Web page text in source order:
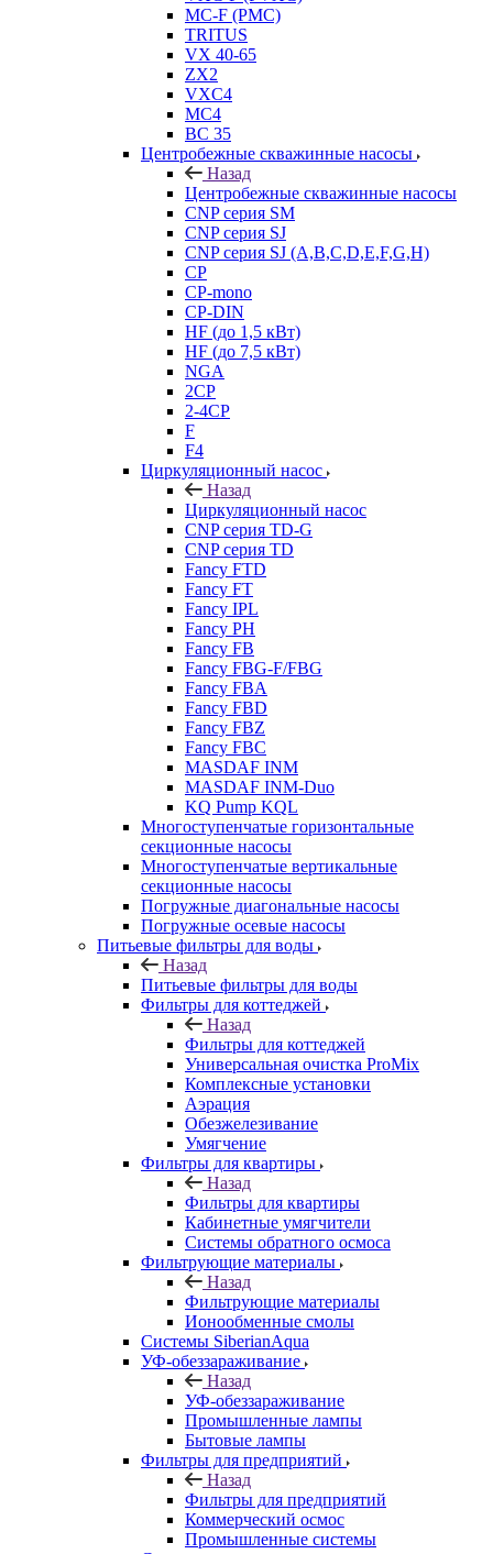
MC-F (PMC)
TRITUS
VX 40-65
ZX2
VXC4
MC4
BC 35
Центробежные скважинные насосы
Назад
Центробежные скважинные насосы
CNP серия SM
CNP серия SJ
CNP серия SJ (A,B,C,D,E,F,G,H)
CP
CP-mono
CP-DIN
HF (до 1,5 кВт)
HF (до 7,5 кВт)
NGA
2CP
2-4CP
F
F4
Циркуляционный насос
Назад
Циркуляционный насос
CNP серия TD-G
CNP серия TD
Fancy FTD
Fancy FT
Fancy IPL
Fancy PH
Fancy FB
Fancy FBG-F/FBG
Fancy FBA
Fancy FBD
Fancy FBZ
Fancy FBC
MASDAF INM
MASDAF INM-Duo
KQ Pump KQL
Многоступенчатые горизонтальные
секционные насосы
Многоступенчатые вертикальные
секционные насосы
Погружные диагональные насосы
Погружные осевые насосы
Питьевые фильтры для воды
Назад
Питьевые фильтры для воды
Фильтры для коттеджей
Назад
Фильтры для коттеджей
Универсальная очистка ProMix
Комплексные установки
Аэрация
Обезжелезивание
Умягчение
Фильтры для квартиры
Назад
Фильтры для квартиры
Кабинетные умягчители
Системы обратного осмоса
Фильтрующие материалы
Назад
Фильтрующие материалы
Ионообменные смолы
Системы SiberianAqua
УФ-обеззараживание
Назад
УФ-обеззараживание
Промышленные лампы
Бытовые лампы
Фильтры для предприятий
Назад
Фильтры для предприятий
Коммерческий осмос
Промышленные системы